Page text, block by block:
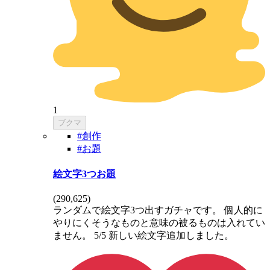
1
ブクマ
#創作
#お題
絵文字3つお題
(290,625)
ランダムで絵文字3つ出すガチャです。 個人的に
やりにくそうなものと意味の被るものは入れてい
ません。 5/5 新しい絵文字追加しました。